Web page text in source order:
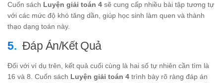
Cuốn sách Luyện giải toán 4 sẽ cung cấp nhiều bài tập tương tự
với các mức độ khó tăng dần, giúp học sinh làm quen và thành
thạo dạng toán này.
Đáp Án/Kết Quả
Đối với ví dụ trên, kết quả cuối cùng là hai số tự nhiên cần tìm là
16 và 8. Cuốn sách Luyện giải toán 4 trình bày rõ ràng đáp án